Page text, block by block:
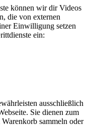
können wir dir Videos
die von externen
Einwilligung setzen
ein:
ausschließlich
Sie dienen zum
sammeln oder